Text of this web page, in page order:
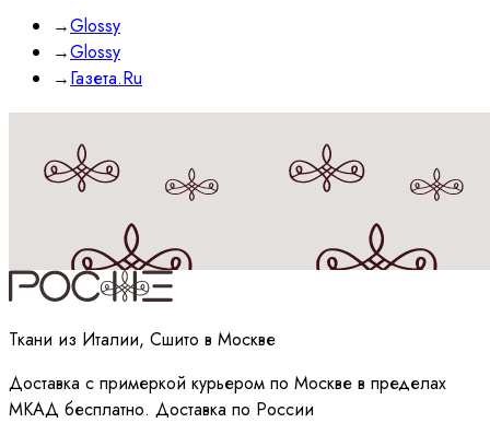
→Glossy
→Glossy
→Газета.Ru
Принимаюполитикуобработки данных
Ткани из Италии, Сшито в Москве
Доставка с примеркой курьером по Москве в пределах
МКАД бесплатно. Доставка по России